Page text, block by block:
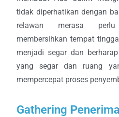
tidak diperhatikan dengan
relawan merasa
membersihkan tempat
menjadi segar dan
yang segar dan ruang
mempercepat proses
Gathering